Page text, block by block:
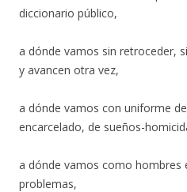
diccionario público,
a dónde vamos sin retroceder,
y avancen otra vez,
a dónde vamos con uniforme
encarcelado, de sueños-
a dónde vamos como hombres
problemas,